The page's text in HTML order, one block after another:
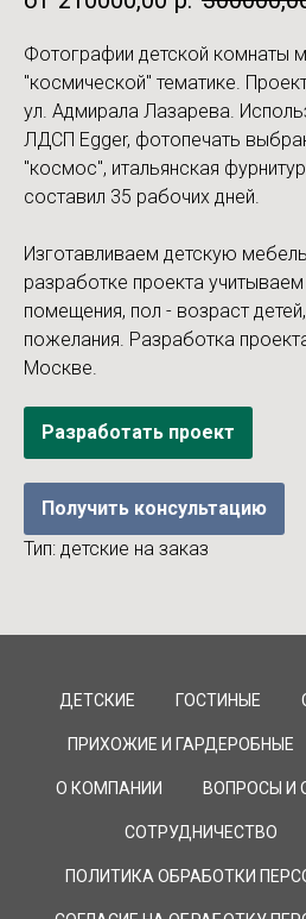
Фотографии детской комнаты
"космической" тематике.
ул. Адмирала Лазарева.
ЛДСП Egger, фотопечать
"космос", итальянская
составил 35 рабочих дней.
Изготавливаем детскую
разработке проекта
помещения, пол - возраст
пожелания. Разработка
Москве.
Разработать проект
Получить консультацию
Тип: детские на заказ
ДЕТСКИЕ ГОСТИНЫЕ
ПРИХОЖИЕ И ГАРДЕРОБНЫЕ
О КОМПАНИИ ВОПРОСЫ И
СОТРУДНИЧЕСТВО
ПОЛИТИКА ОБРАБОТКИ